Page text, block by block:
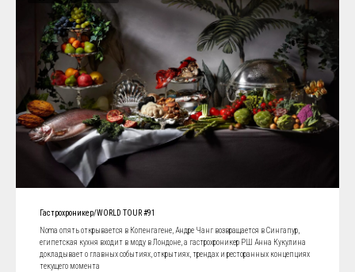
Гастрохроникер/WORLD TOUR #91
Noma опять открывается в Копенгагене, Андре Чанг возвращается в Сингапур,
египетская кухня входит в моду в Лондоне, а гастрохроникер РШ Анна Кукулина
докладывает о главных событиях, открытиях, трендах и ресторанных концепциях
текущего момента